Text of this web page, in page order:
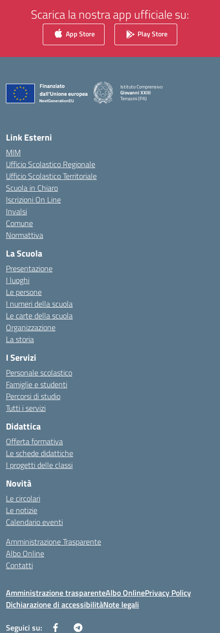
Scarica la nostra app ufficiale su:
App Store Play Store
Istituto Comprensivo
Giovanni XXIII
Terrasini (PA)
Link Esterni
MIM
Ufficio Scolastico Regionale
Ufficio Scolastico Territoriale
Scuola in Chiaro
Iscrizioni On Line
Invalsi
Comune
Normattiva
La Scuola
Presentazione
I luoghi
Le persone
I numeri della scuola
Le carte della scuola
Organizzazione
La storia
I Servizi
Personale scolastico
Famiglie e studenti
Percorsi di studio
Tutti i servizi
Didattica
Offerta formativa
Le schede didattiche
I progetti delle classi
Novità
Le circolari
Le notizie
Calendario eventi
Amministrazione Trasparente
Albo Online
Contatti
Amministrazione trasparenteAlbo OnlinePrivacy Policy
Dichiarazione di accessibilitàNote legali
Seguici su: